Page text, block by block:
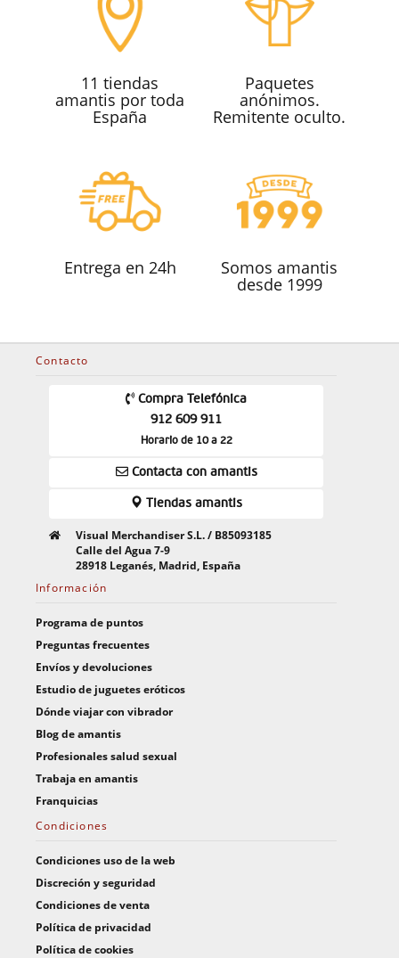
11 tiendas
amantis por toda
España
Paquetes
anónimos.
Remitente oculto.
Entrega en 24h Somos amantis
desde 1999
Contacto
Compra Telefónica
912 609 911
Horario de 10 a 22
Contacta con amantis
Tiendas amantis
Visual Merchandiser S.L. / B85093185
Calle del Agua 7-9
28918 Leganés, Madrid, España
Información
Programa de puntos
Preguntas frecuentes
Envíos y devoluciones
Estudio de juguetes eróticos
Dónde viajar con vibrador
Blog de amantis
Profesionales salud sexual
Trabaja en amantis
Franquicias
Condiciones
Condiciones uso de la web
Discreción y seguridad
Condiciones de venta
Política de privacidad
Política de cookies